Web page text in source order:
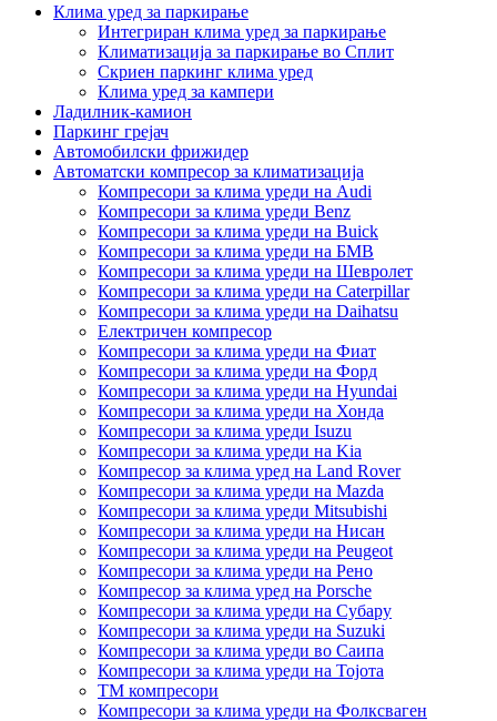
Клима уред за паркирање
Интегриран клима уред за паркирање
Климатизација за паркирање во Сплит
Скриен паркинг клима уред
Клима уред за кампери
Ладилник-камион
Паркинг грејач
Автомобилски фрижидер
Автоматски компресор за климатизација
Компресори за клима уреди на Audi
Компресори за клима уреди Benz
Компресори за клима уреди на Buick
Компресори за клима уреди на БМВ
Компресори за клима уреди на Шевролет
Компресори за клима уреди на Caterpillar
Компресори за клима уреди на Daihatsu
Електричен компресор
Компресори за клима уреди на Фиат
Компресори за клима уреди на Форд
Компресори за клима уреди на Hyundai
Компресори за клима уреди на Хонда
Компресори за клима уреди Isuzu
Компресори за клима уреди на Kia
Компресор за клима уред на Land Rover
Компресори за клима уреди на Mazda
Компресори за клима уреди Mitsubishi
Компресори за клима уреди на Нисан
Компресори за клима уреди на Peugeot
Компресори за клима уреди на Рено
Компресор за клима уред на Porsche
Компресори за клима уреди на Субару
Компресори за клима уреди на Suzuki
Компресори за клима уреди во Саипа
Компресори за клима уреди на Тојота
ТМ компресори
Компресори за клима уреди на Фолксваген